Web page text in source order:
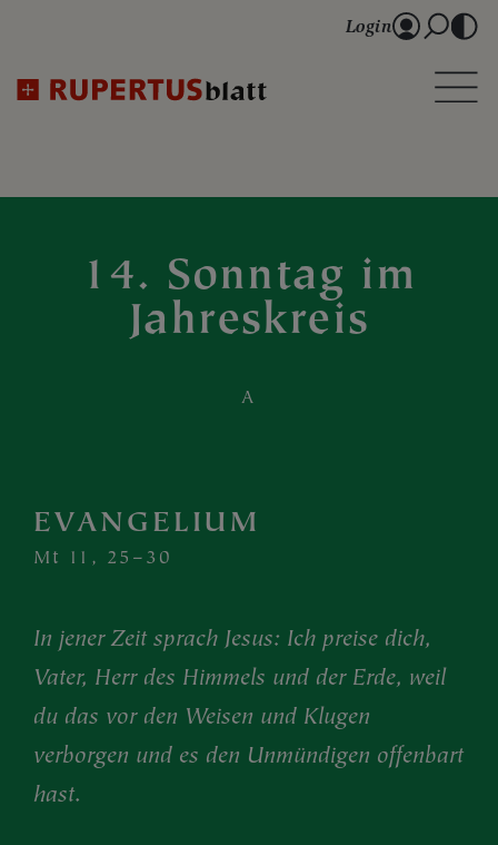
Login
14. Sonntag im
Jahreskreis
A
EVANGELIUM
Mt 11, 25–30
In jener Zeit sprach Jesus: Ich preise dich,
Vater, Herr des Himmels und der Erde, weil
du das vor den Weisen und Klugen
verborgen und es den Unmündigen offenbart
hast.